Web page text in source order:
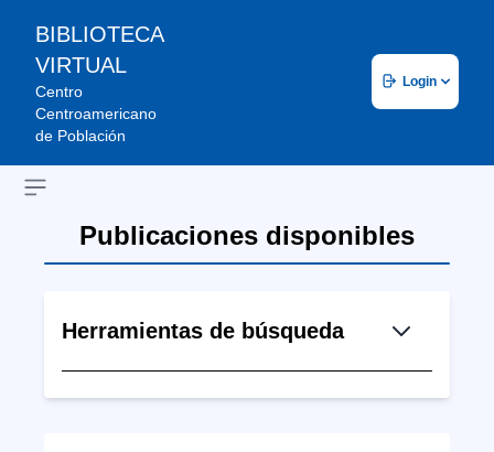
BIBLIOTECA
VIRTUAL
Centro
Centroamericano
de Población
Login
Open sidebar
Publicaciones disponibles
Herramientas de búsqueda